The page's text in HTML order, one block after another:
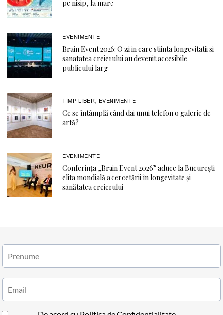
pe nisip, la mare
EVENIMENTE
Brain Event 2026: O zi in care stiinta longevitatii si
sanatatea creierului au devenit accesibile
publicului larg
TIMP LIBER, EVENIMENTE
Ce se întâmplă când dai unui telefon o galerie de
artă?
EVENIMENTE
Conferința „Brain Event 2026” aduce la București
elita mondială a cercetării în longevitate și
sănătatea creierului